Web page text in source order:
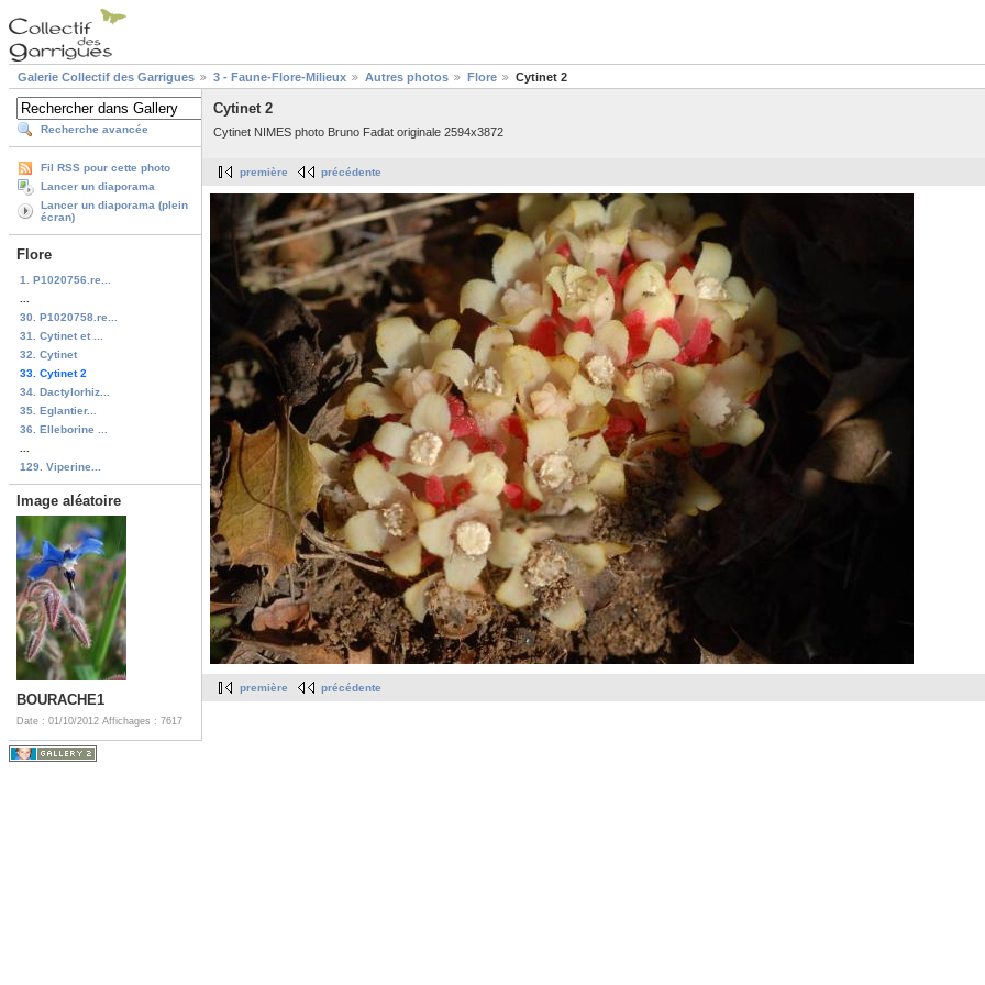
Galerie Collectif des Garrigues 3 - Faune-Flore-Milieux Autres photos Flore Cytinet 2
Recherche avancée
Fil RSS pour cette photo
Lancer un diaporama
Lancer un diaporama (plein
écran)
Flore
1. P1020756.re...
30. P1020758.re...
31. Cytinet et ...
32. Cytinet
33. Cytinet 2
34. Dactylorhiz...
35. Eglantier...
36. Elleborine ...
129. Viperine...
Image aléatoire
BOURACHE1
Date : 01/10/2012 Affichages : 7617
Cytinet 2
Cytinet NIMES photo Bruno Fadat originale 2594x3872
première précédente
première précédente